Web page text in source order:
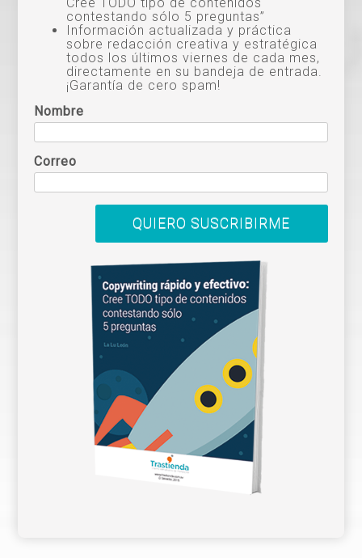
contestando sólo 5 preguntas”
Información actualizada y práctica
sobre redacción creativa y estratégica
todos los últimos viernes de cada mes,
directamente en su bandeja de entrada.
¡Garantía de cero spam!
Nombre
Correo